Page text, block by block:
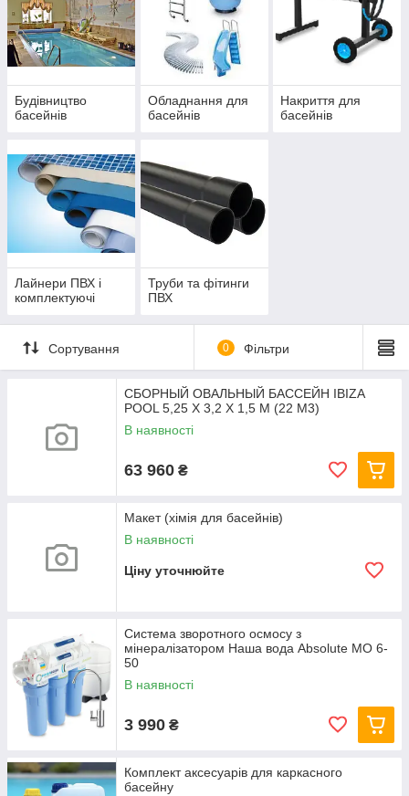
Будівництво
басейнів
Обладнання для
басейнів
Накриття для
басейнів
Лайнери ПВХ і
комплектуючі
Труби та фітинги
ПВХ
Сортування 0 Фільтри
СБОРНЫЙ ОВАЛЬНЫЙ БАССЕЙН IBIZA
POOL 5,25 Х 3,2 Х 1,5 М (22 М3)
В наявності
63 960 ₴
Макет (хімія для басейнів)
В наявності
Ціну уточнюйте
Система зворотного осмосу з
мінералізатором Наша вода Absolute МО 6-
50
В наявності
3 990 ₴
Комплект аксесуарів для каркасного
басейну